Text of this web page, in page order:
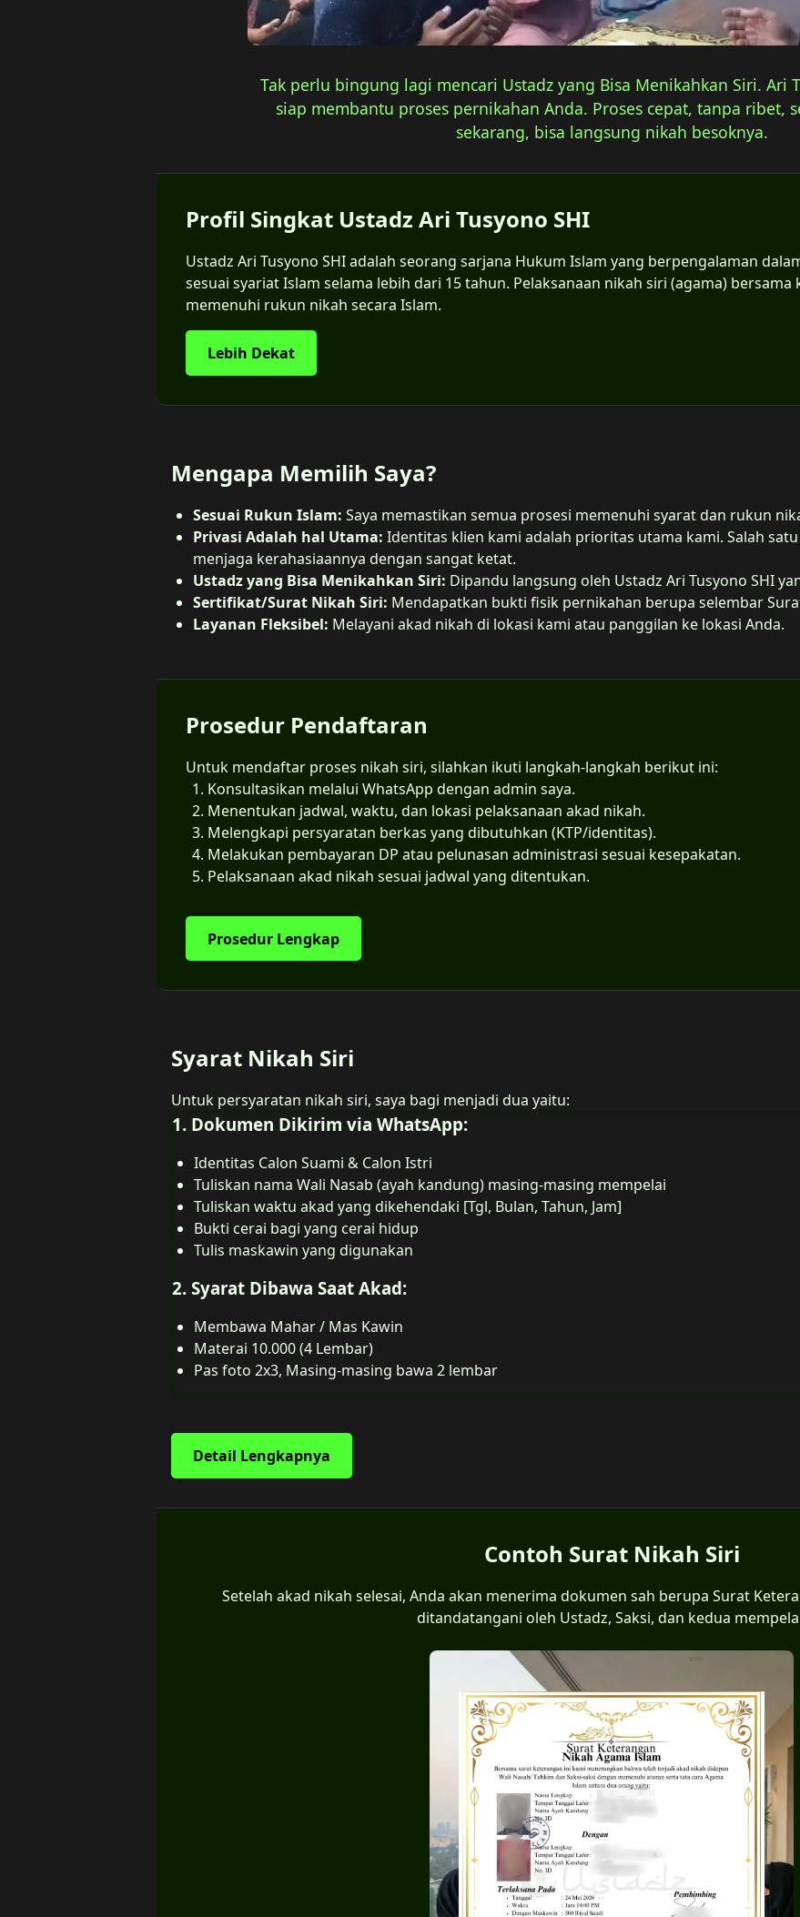
Tak perlu bingung lagi mencari Ustadz yang Bisa Menikahkan Siri. Ari
siap membantu proses pernikahan Anda. Proses cepat, tanpa ribet,
sekarang, bisa langsung nikah besoknya.
Profil Singkat Ustadz Ari Tusyono SHI
Ustadz Ari Tusyono SHI adalah seorang sarjana Hukum Islam yang berpengalaman
sesuai syariat Islam selama lebih dari 15 tahun. Pelaksanaan nikah siri (agama)
memenuhi rukun nikah secara Islam.
Lebih Dekat
Mengapa Memilih Saya?
Sesuai Rukun Islam: Saya memastikan semua prosesi memenuhi syarat dan rukun
Privasi Adalah hal Utama: Identitas klien kami adalah prioritas utama kami. Salah
menjaga kerahasiaannya dengan sangat ketat.
Ustadz yang Bisa Menikahkan Siri: Dipandu langsung oleh Ustadz Ari Tusyono SHI
Sertifikat/Surat Nikah Siri: Mendapatkan bukti fisik pernikahan berupa selembar
Layanan Fleksibel: Melayani akad nikah di lokasi kami atau panggilan ke lokasi Anda.
Prosedur Pendaftaran
Untuk mendaftar proses nikah siri, silahkan ikuti langkah-langkah berikut ini:
Konsultasikan melalui WhatsApp dengan admin saya.
Menentukan jadwal, waktu, dan lokasi pelaksanaan akad nikah.
Melengkapi persyaratan berkas yang dibutuhkan (KTP/identitas).
Melakukan pembayaran DP atau pelunasan administrasi sesuai kesepakatan.
Pelaksanaan akad nikah sesuai jadwal yang ditentukan.
Prosedur Lengkap
Syarat Nikah Siri
Untuk persyaratan nikah siri, saya bagi menjadi dua yaitu:
1. Dokumen Dikirim via WhatsApp:
Identitas Calon Suami & Calon Istri
Tuliskan nama Wali Nasab (ayah kandung) masing-masing mempelai
Tuliskan waktu akad yang dikehendaki [Tgl, Bulan, Tahun, Jam]
Bukti cerai bagi yang cerai hidup
Tulis maskawin yang digunakan
2. Syarat Dibawa Saat Akad:
Membawa Mahar / Mas Kawin
Materai 10.000 (4 Lembar)
Pas foto 2x3, Masing-masing bawa 2 lembar
Detail Lengkapnya
Contoh Surat Nikah Siri
Setelah akad nikah selesai, Anda akan menerima dokumen sah berupa Surat
ditandatangani oleh Ustadz, Saksi, dan kedua